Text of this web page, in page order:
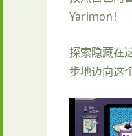
Yarimon！
探索隐藏在
步地迈向这